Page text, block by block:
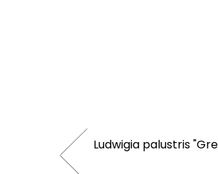
Ludwigia palustris